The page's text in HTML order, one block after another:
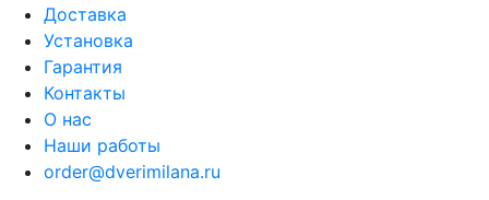
Доставка
Установка
Гарантия
Контакты
О нас
Наши работы
order@dverimilana.ru